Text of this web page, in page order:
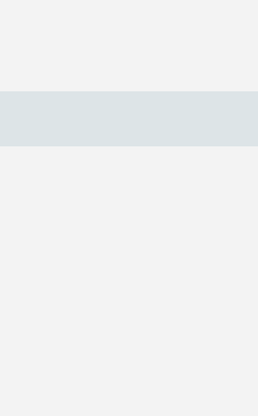
Bewegung. Vorhersagen sind
ist kaum Bewegung drin.
viele Hersteller
den Produktionskosten, mit
auf die Branche.